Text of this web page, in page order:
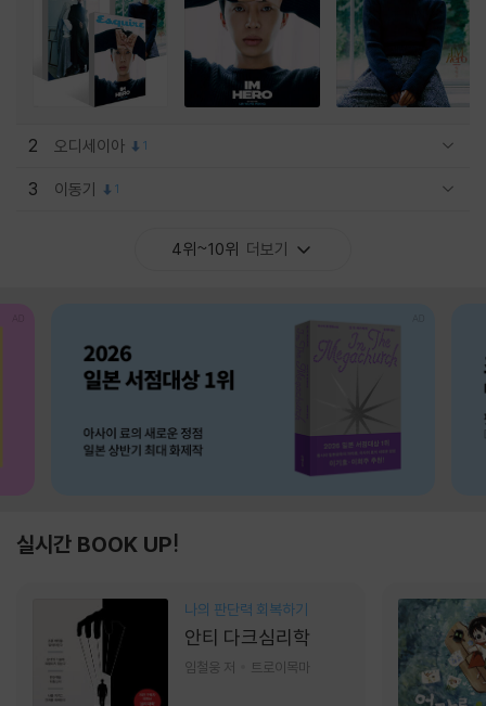
2 오디세이아 1
3 이동기 1
4위~10위 더보기
실시간 BOOK UP!
나의 판단력 회복하기
안티 다크심리학
임철웅 저 트로이목마